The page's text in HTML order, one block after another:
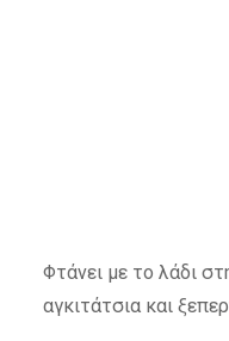
Φτάνει με το λάδι
αγκιτάτσια και